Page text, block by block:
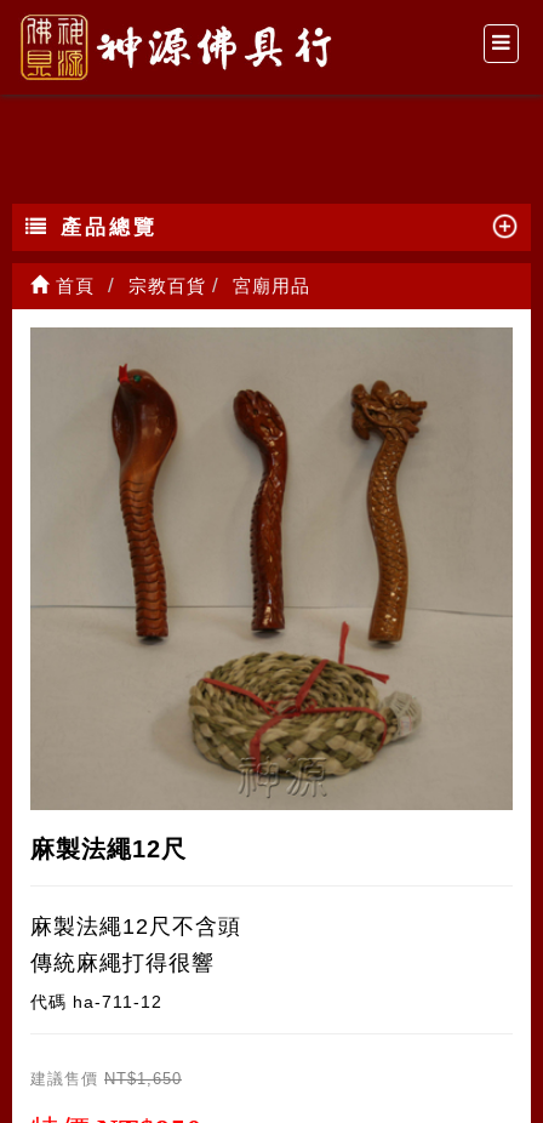
宮廟用品
產品總覽
首頁 宗教百貨 宮廟用品
麻製法繩12尺
麻製法繩12尺不含頭
傳統麻繩打得很響
代碼 ha-711-12
建議售價 NT$1,650